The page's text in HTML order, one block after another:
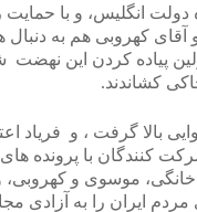
انگلیس، و با حمایت
آقای کهروبی هم به
پیاده کردن این نهضت
کشاندند.
بالا گرفت ، و فریاد
کنندگان با پرونده
موسوی و
مردم ایران را به آزادی